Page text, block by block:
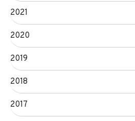
2021
2020
2019
2018
2017